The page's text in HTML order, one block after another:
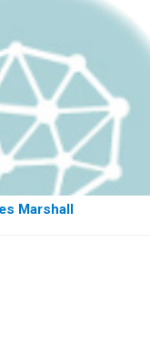
Marshall